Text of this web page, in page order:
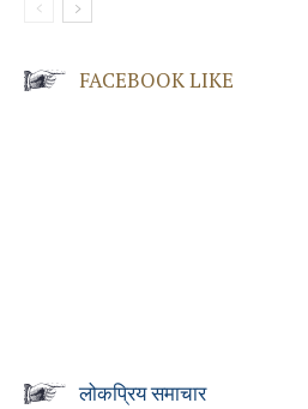
FACEBOOK LIKE
लोकप्रिय समाचार